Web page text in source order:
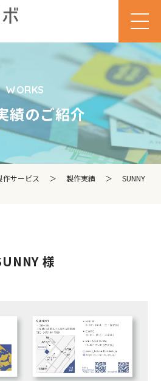
WORKS
績のご紹介
作サービス ＞ 製作実績 ＞ SUNNY
様